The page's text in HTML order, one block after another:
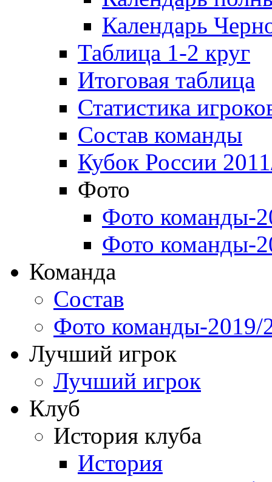
Календарь
Таблица 1-2 круг
Итоговая таблица
Статистика
Состав команды
Кубок России
Фото
Фото команды-
Фото команды-
Команда
Состав
Фото команды-2019/
Лучший игрок
Лучший игрок
Клуб
История клуба
История